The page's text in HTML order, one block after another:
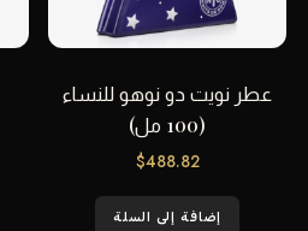
عطر نويت دو نوهو للنساء
(100 مل)
$488.82
إضافة إلى السلة